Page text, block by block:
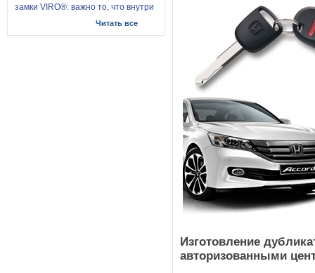
Изготовление
авторизованными
замки VIRO®: важно то, что внутри
Читать все